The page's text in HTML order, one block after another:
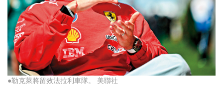
●勒克萊將留效法拉利車隊。 美聯社